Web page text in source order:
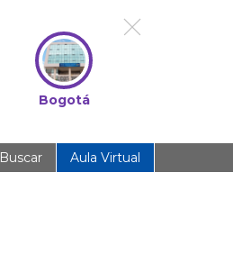
Bogotá
Buscar Aula Virtual